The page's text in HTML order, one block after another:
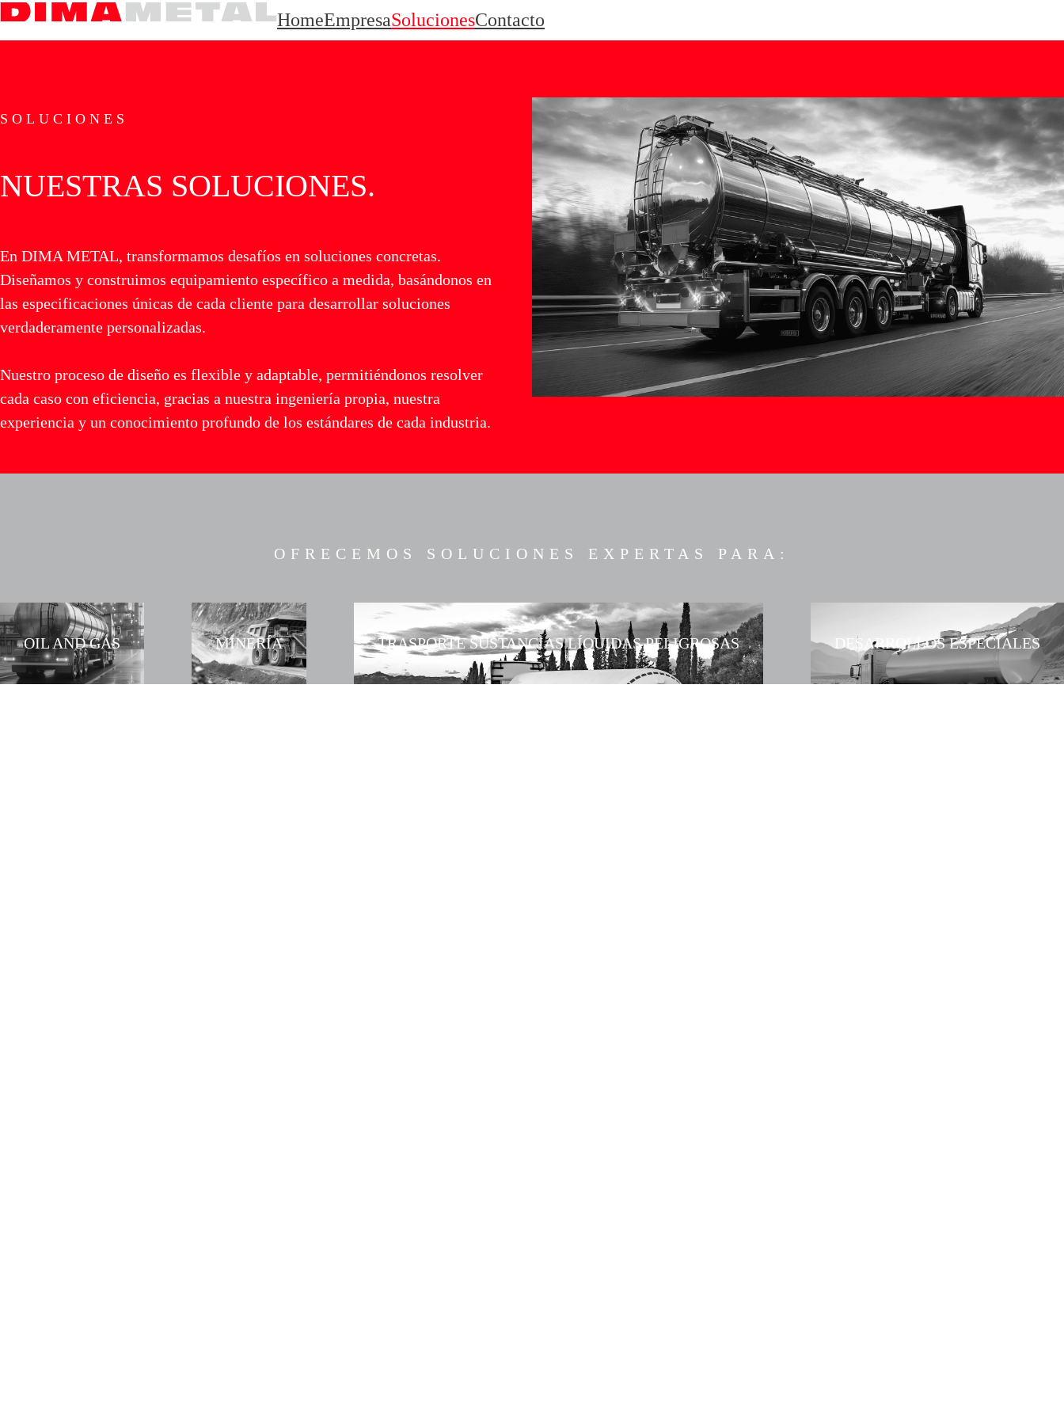
HomeEmpresaSolucionesContacto
SOLUCIONES
NUESTRAS SOLUCIONES.
En DIMA METAL, transformamos desafíos en soluciones concretas.
Diseñamos y construimos equipamiento específico a medida, basándonos en
las especificaciones únicas de cada cliente para desarrollar soluciones
verdaderamente personalizadas.
Nuestro proceso de diseño es flexible y adaptable, permitiéndonos resolver
cada caso con eficiencia, gracias a nuestra ingeniería propia, nuestra
experiencia y un conocimiento profundo de los estándares de cada industria.
OFRECEMOS SOLUCIONES EXPERTAS PARA:
OIL AND GAS MINERÍA TRASPORTE SUSTANCIAS LÍQUIDAS PELIGROSAS DESARROLLOS ESPECIALES